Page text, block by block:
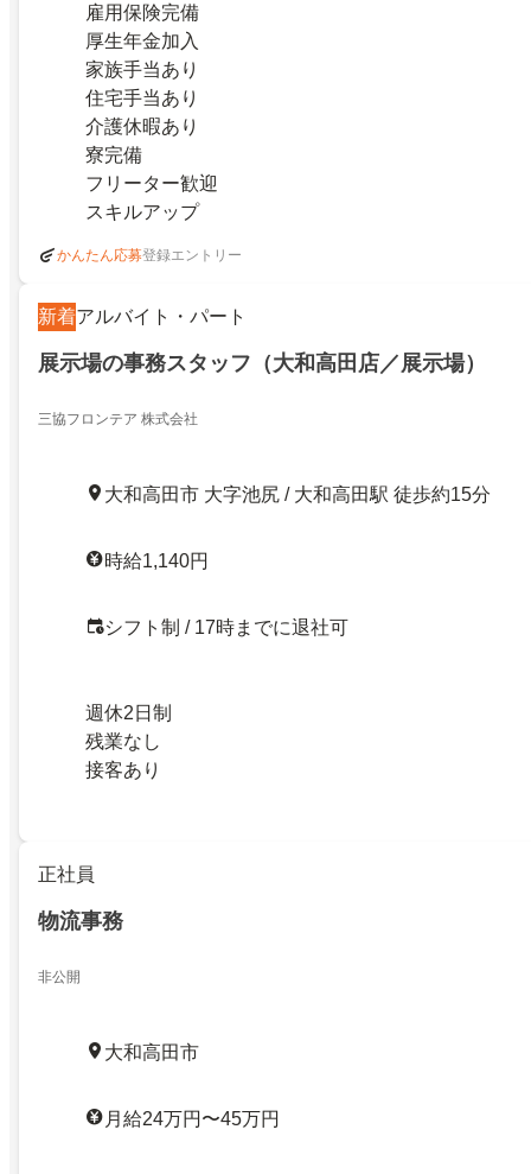
雇用保険完備
厚生年金加入
家族手当あり
住宅手当あり
介護休暇あり
寮完備
フリーター歓迎
スキルアップ
かんたん応募登録エントリー
新着アルバイト・パート
展示場の事務スタッフ（大和高田店／展示場）
三協フロンテア 株式会社
大和高田市 大字池尻 / 大和高田駅 徒歩約15分
時給1,140円
シフト制 / 17時までに退社可
週休2日制
残業なし
接客あり
正社員
物流事務
非公開
大和高田市
月給24万円〜45万円